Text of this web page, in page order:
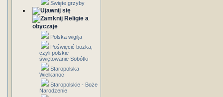
Święte grzyby
Religie a
obyczaje
Polska wigilja
Poświęcić bożka,
czyli polskie
świętowanie Sobótki
Staropolska
Wielkanoc
Staropolskie - Boże
Narodzenie